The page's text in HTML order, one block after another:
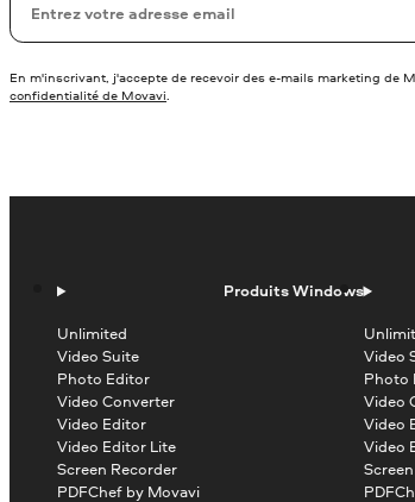
Votre adresse de messagerie
En m'inscrivant, j'accepte de recevoir des e-mails marketing de
confidentialité de Movavi.
Produits Windows
Unlimited
Video Suite
Photo Editor
Video Converter
Video Editor
Video Editor Lite
Screen Recorder
PDFChef by Movavi
Video
Photo
Video
Video
Video